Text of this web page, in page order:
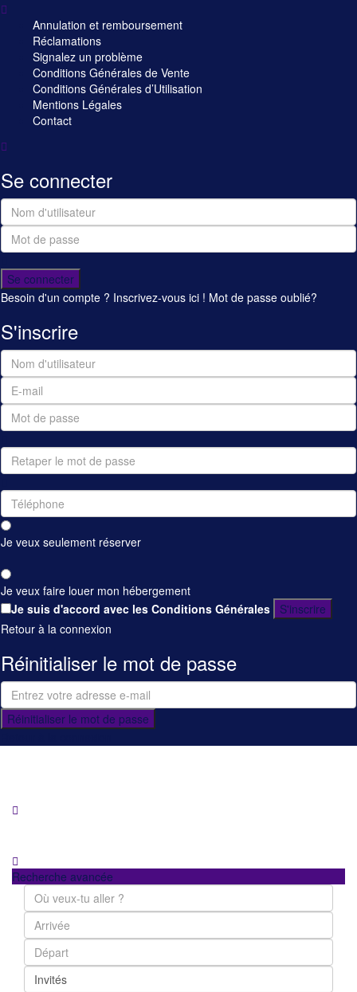
Annulation et remboursement
Réclamations
Signalez un problème
Conditions Générales de Vente
Conditions Générales d’Utilisation
Mentions Légales
Contact
Se connecter
Se connecter
Besoin d'un compte ? Inscrivez-vous ici ! Mot de passe oublié?
S'inscrire
Je veux seulement réserver
Je veux faire louer mon hébergement
Je suis d'accord avec les Conditions Générales
S'inscrire
Retour à la connexion
Réinitialiser le mot de passe
Réinitialiser le mot de passe
Recherche avancée
Invités